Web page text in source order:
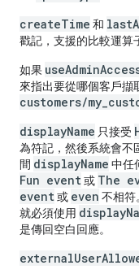
createTime 和
戳記，支援的比較運算
如果
來指出要從哪個客戶擷
customers/
displayName 只接受
為符記，然後系統會不
間 displayName 中任
Fun event或 The
event或 even 不相符
就必須使用
是傳回空白回應。